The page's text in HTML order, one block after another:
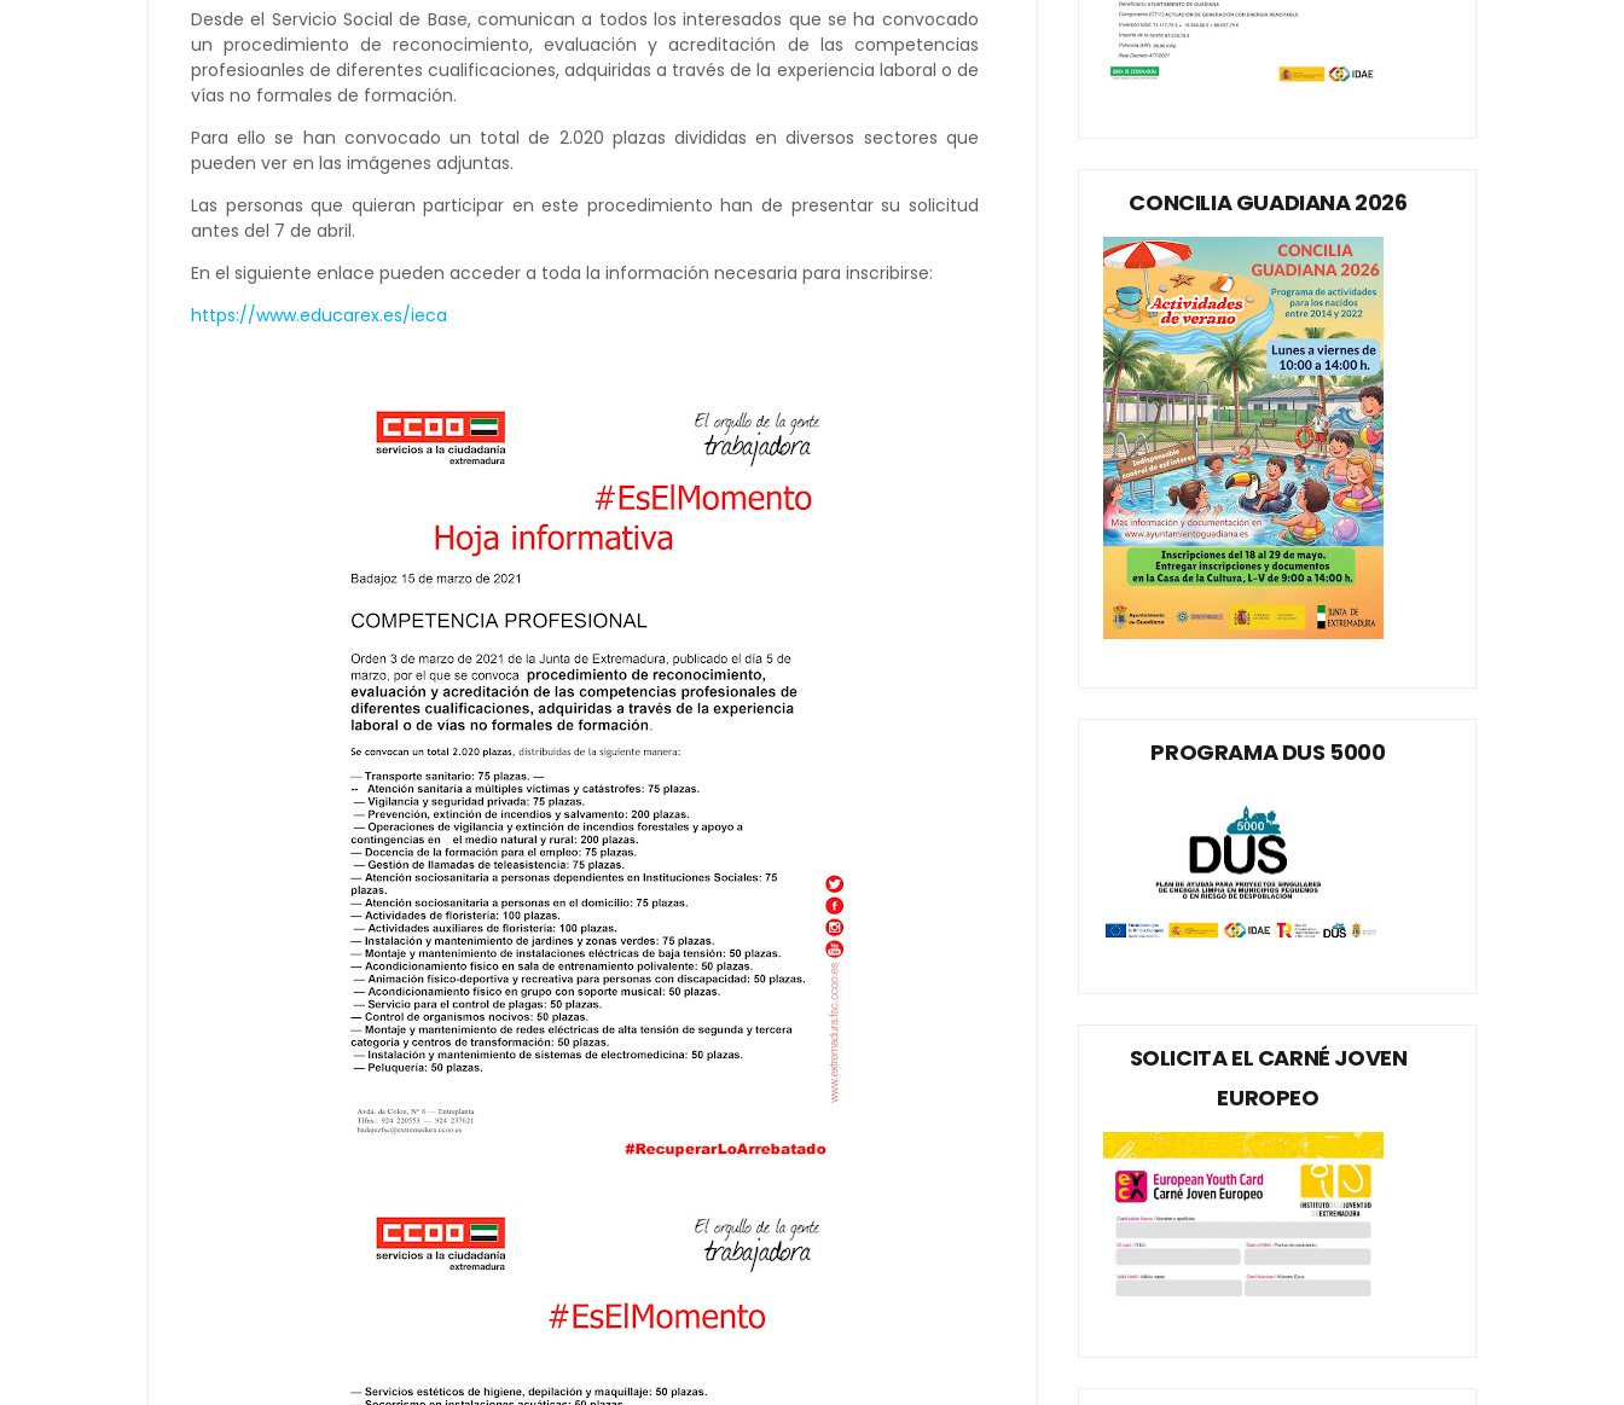
Desde el Servicio Social de Base, comunican a todos los interesados que se ha convocado
un procedimiento de reconocimiento, evaluación y acreditación de las competencias
profesioanles de diferentes cualificaciones, adquiridas a través de la experiencia laboral o de
vías no formales de formación.
Para ello se han convocado un total de 2.020 plazas divididas en diversos sectores que
pueden ver en las imágenes adjuntas.
Las personas que quieran participar en este procedimiento han de presentar su solicitud
antes del 7 de abril.
En el siguiente enlace pueden acceder a toda la información necesaria para inscribirse:
https://www.educarex.es/ieca
CONCILIA GUADIANA 2026
PROGRAMA DUS 5000
SOLICITA EL CARNÉ JOVEN
EUROPEO